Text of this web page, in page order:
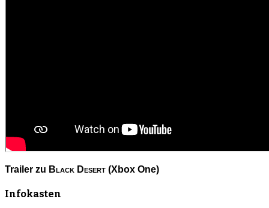
Trailer zu Black Desert (Xbox One)
Infokasten